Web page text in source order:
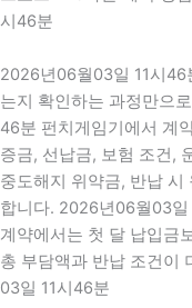
시46분
2026년06월03일 11시46
는지 확인하는 과정만으
46분 펀치게임기에서 계
증금, 선납금, 보험 조건,
중도해지 위약금, 반납
합니다. 2026년06월03
계약에서는 첫 달 납입금
총 부담액과 반납 조건이
03일 11시46분